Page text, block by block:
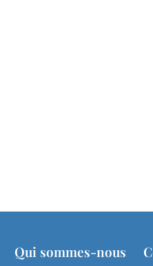
Qui sommes-nous